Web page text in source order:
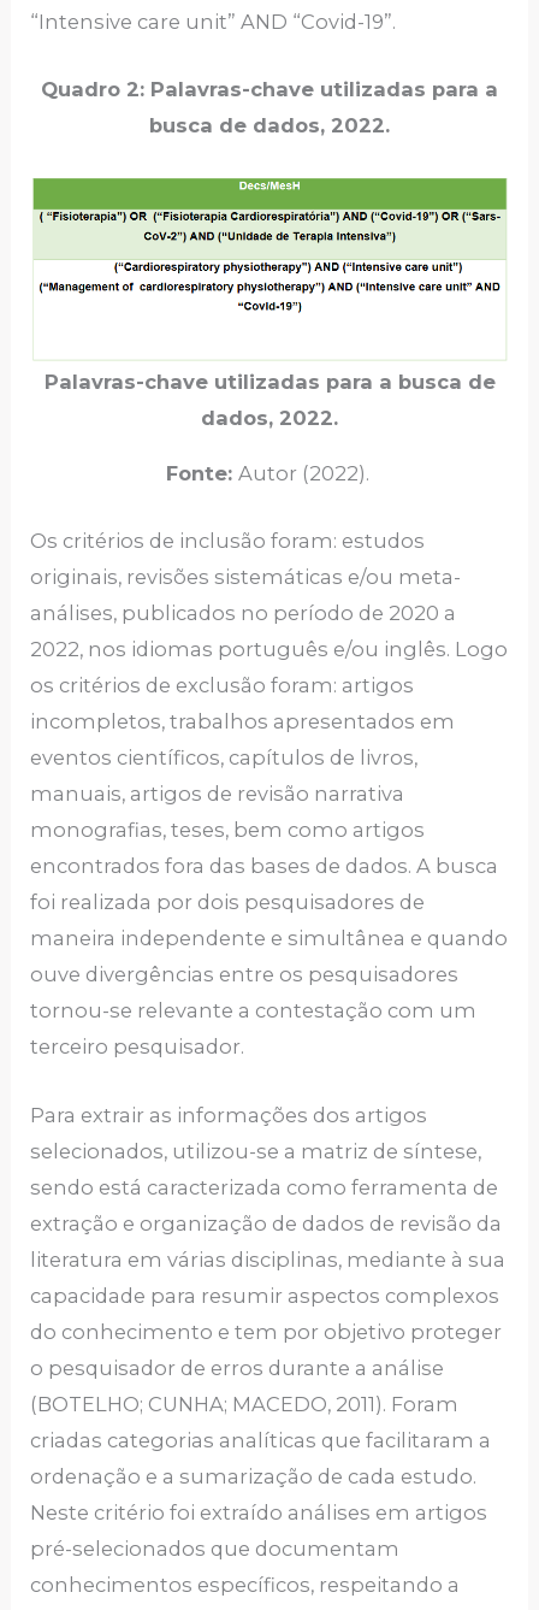
“Intensive care unit” AND “Covid-19”.
Quadro 2: Palavras-chave utilizadas para a
busca de dados, 2022.
Palavras-chave utilizadas para a busca de
dados, 2022.
Fonte: Autor (2022).
Os critérios de inclusão foram: estudos
originais, revisões sistemáticas e/ou meta-
análises, publicados no período de 2020 a
2022, nos idiomas português e/ou inglês. Logo
os critérios de exclusão foram: artigos
incompletos, trabalhos apresentados em
eventos científicos, capítulos de livros,
manuais, artigos de revisão narrativa
monografias, teses, bem como artigos
encontrados fora das bases de dados. A busca
foi realizada por dois pesquisadores de
maneira independente e simultânea e quando
ouve divergências entre os pesquisadores
tornou-se relevante a contestação com um
terceiro pesquisador.
Para extrair as informações dos artigos
selecionados, utilizou-se a matriz de síntese,
sendo está caracterizada como ferramenta de
extração e organização de dados de revisão da
literatura em várias disciplinas, mediante à sua
capacidade para resumir aspectos complexos
do conhecimento e tem por objetivo proteger
o pesquisador de erros durante a análise
(BOTELHO; CUNHA; MACEDO, 2011). Foram
criadas categorias analíticas que facilitaram a
ordenação e a sumarização de cada estudo.
Neste critério foi extraído análises em artigos
pré-selecionados que documentam
conhecimentos específicos, respeitando a